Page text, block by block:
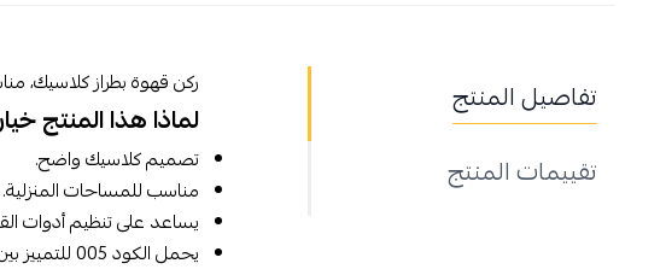
اطلب المنتج
تفاصيل المنتج
تقييمات المنتج
ركن قهوة بطراز كلاسيك،
لماذا هذا المنتج
تصميم كلاسيك واضح.
مناسب للمساحات المنزلية.
يساعد على تنظيم أدوات
يحمل الكود 005 للتمييز بين التصاميم.